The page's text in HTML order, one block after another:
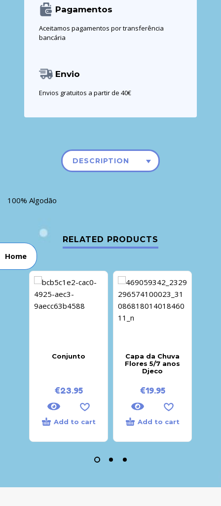
Pagamentos
Aceitamos pagamentos por transferência
bancária
Envio
Envios gratuitos a partir de 40€
DESCRIPTION
100% Algodão
RELATED PRODUCTS
Conjunto
€23.95
Add to cart
Capa da Chuva
Flores 5/7 anos
Djeco
€19.95
Add to cart
Home